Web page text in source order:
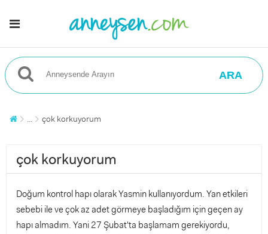
ARA
... çok korkuyorum
çok korkuyorum
Doğum kontrol hapı olarak Yasmin kullanıyordum. Yan etkileri
sebebi ile ve çok az adet görmeye başladığım için geçen ay
hapı almadım. Yani 27 Şubat'ta başlamam gerekiyordu,